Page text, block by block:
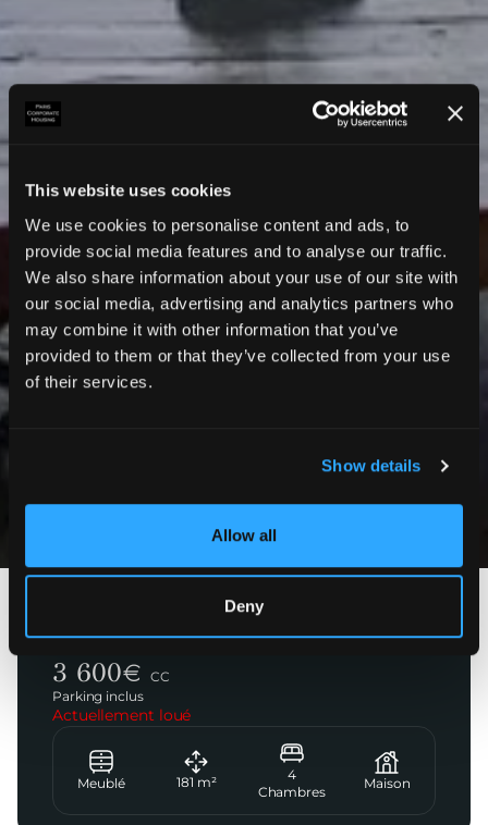
This website uses cookies
We use cookies to personalise content and ads, to
provide social media features and to analyse our traffic.
We also share information about your use of our site with
our social media, advertising and analytics partners who
may combine it with other information that you’ve
provided to them or that they’ve collected from your use
of their services.
Show details
Allow all
Deny
Photos
Rue de la Gaïté
3 600€ CC
Parking inclus
Actuellement loué
Meublé 181 m²
4
Chambres
Maison